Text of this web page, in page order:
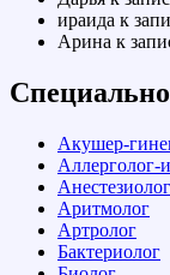
ираида к
Арина к
Акушер-
Аллерголог-
Аритмолог
Артролог
Бактериолог